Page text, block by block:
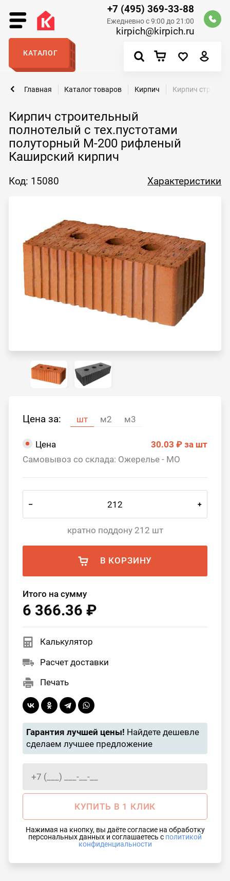
+7 (495) 369-33-88
Ежедневно с 9:00 до 21:00
kirpich@kirpich.ru
КАТАЛОГ
Кирпич строительный
полнотелый с тех.пустотами
полуторный М-200 рифленый
Каширский кирпич
Главная Каталог товаров Кирпич Кирпич
Код: 15080 Характеристики
Цена за: шт м2 м3
Цена 30.03 ₽ за шт
Самовывоз со склада: Ожерелье - МО
– +
кратно поддону 212 шт
В КОРЗИНУ
Итого на сумму
6 366.36 ₽
Калькулятор
Расчет доставки
Печать
Гарантия лучшей цены! Найдете дешевле
сделаем лучшее предложение
КУПИТЬ В 1 КЛИК
Нажимая на кнопку, вы даёте согласие на обработку
персональных данных и соглашаетесь с политикой
конфиденциальности